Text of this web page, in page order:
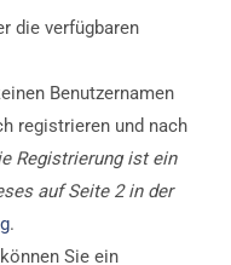
die verfügbaren
Benutzernamen
registrieren und nach
Registrierung ist ein
auf Seite 2 in der
.
Sie ein